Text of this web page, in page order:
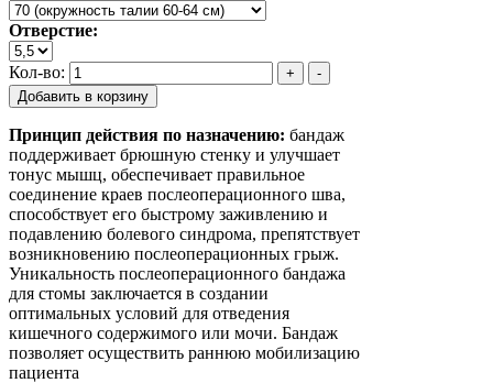
Отверстие:
Кол-во:
Принцип действия по назначению: бандаж
поддерживает брюшную стенку и улучшает
тонус мышц, обеспечивает правильное
соединение краев послеоперационного шва,
способствует его быстрому заживлению и
подавлению болевого синдрома, препятствует
возникновению послеоперационных грыж.
Уникальность послеоперационного бандажа
для стомы заключается в создании
оптимальных условий для отведения
кишечного содержимого или мочи. Бандаж
позволяет осуществить раннюю мобилизацию
пациента